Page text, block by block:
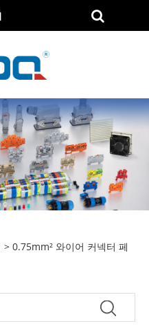
> 0.75mm² 와이어 커넥터 페